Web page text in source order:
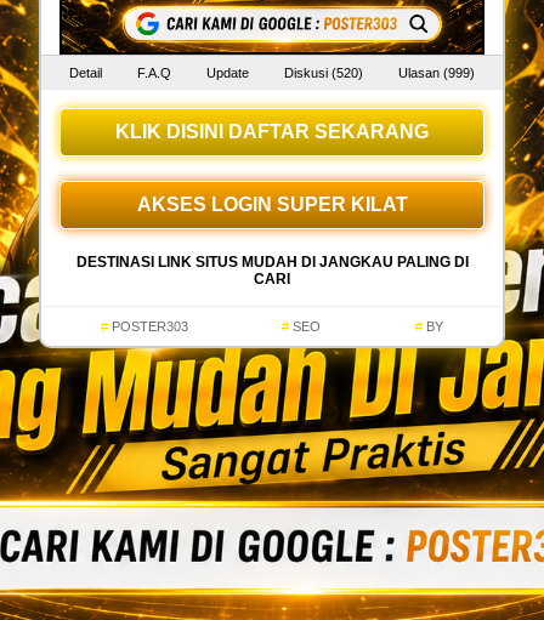
Detail F.A.Q Update Diskusi (520) Ulasan (999)
KLIK DISINI DAFTAR SEKARANG
AKSES LOGIN SUPER KILAT
DESTINASI LINK SITUS MUDAH DI JANGKAU PALING DI
CARI
POSTER303 SEO BY